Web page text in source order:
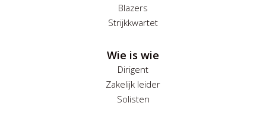
Blazers
Strijkkwartet
Wie is wie
Dirigent
Zakelijk leider
Solisten